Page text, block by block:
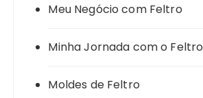
Meu Negócio com Feltro
Minha Jornada com o Feltro
Moldes de Feltro